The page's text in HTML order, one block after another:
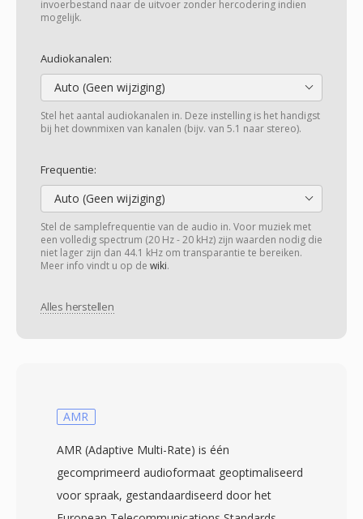
invoerbestand naar de uitvoer zonder hercodering indien
mogelijk.
Audiokanalen:
Auto (Geen wijziging)
Stel het aantal audiokanalen in. Deze instelling is het handigst
bij het downmixen van kanalen (bijv. van 5.1 naar stereo).
Frequentie:
Auto (Geen wijziging)
Stel de samplefrequentie van de audio in. Voor muziek met
een volledig spectrum (20 Hz - 20 kHz) zijn waarden nodig die
niet lager zijn dan 44.1 kHz om transparantie te bereiken.
Meer info vindt u op de wiki.
Alles herstellen
AMR
AMR (Adaptive Multi-Rate) is één
gecomprimeerd audioformaat geoptimaliseerd
voor spraak, gestandaardiseerd door het